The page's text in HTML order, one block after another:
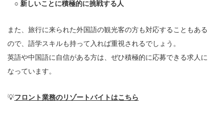
○ 新しいことに積極的に挑戦する人
また、旅行に来られた外国語の観光客の方も対応することもある
ので、語学スキルも持って入れば重視されるでしょう。
英語や中国語に自信がある方は、ぜひ積極的に応募できる求人に
なっています。
💡フロント業務のリゾートバイトはこちら